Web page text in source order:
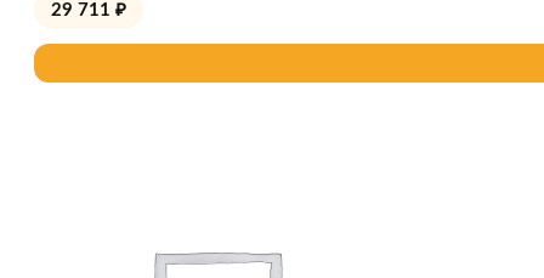
29 711 ₽